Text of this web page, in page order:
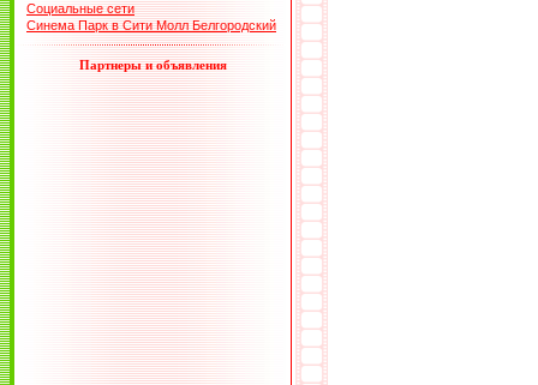
Социальные сети
Синема Парк в Сити Молл Белгородский
Партнеры и объявления